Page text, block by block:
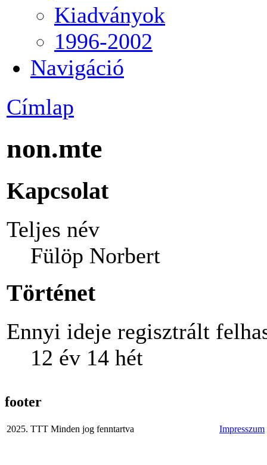
Kiadványok
1996-2002
Navigáció
Címlap
non.mte
Kapcsolat
Teljes név
Fülöp Norbert
Történet
Ennyi ideje regisztrált
12 év 14 hét
footer
2025. TTT Minden jog fenntartva Impresszum